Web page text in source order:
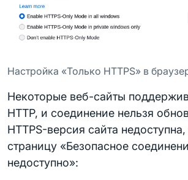
Настройка «Только HTTPS» в
Некоторые веб-сайты
HTTP, и соединение нельзя
HTTPS-версия сайта
страницу «Безопасное
недоступно»: